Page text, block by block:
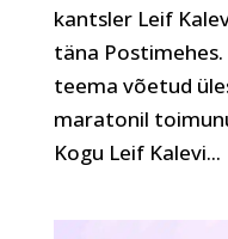
kantsler Leif
täna
teema võetud
maratonil
Kogu Leif Kalevi...